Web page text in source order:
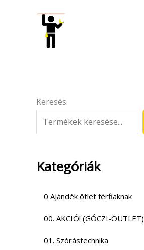
Keresés
Kategóriák
0 Ajándék ötlet férfiaknak
00. AKCIÓ! (GÓCZI-OUTLET)
01. Szórástechnika